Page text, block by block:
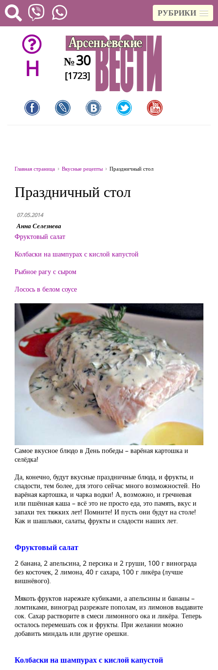
РУБРИКИ
H №30
[1723]
Главная страница Вкусные рецепты Праздничный стол
Праздничный стол
07.05.2014
Анна Селезнева
Фруктовый салат
Колбаски на шампурах с кислой капустой
Рыбное рагу с сыром
Лосось в белом соусе
Самое вкусное блюдо в День победы – варёная картошка и
селёдка!
Да, конечно, будут вкусные праздничные блюда, и фрукты, и
сладости, тем более, для этого сейчас много возможностей. Но
варёная картошка, и чарка водки! А, возможно, и гречневая
или пшённая каша – всё это не просто еда, это память, вкус и
запахи тех тяжких лет! Помните! И пусть они будут на столе!
Как и шашлыки, салаты, фрукты и сладости наших лет.
Фруктовый салат
2 банана, 2 апельсина, 2 персика и 2 груши, 100 г винограда
без косточек, 2 лимона, 40 г сахара, 100 г ликёра (лучше
вишнёвого).
Мякоть фруктов нарежьте кубиками, а апельсины и бананы –
ломтиками, виноград разрежьте пополам, из лимонов выдавите
сок. Сахар растворите в смеси лимонного ока и ликёра. Теперь
осталось перемешать сок и фрукты. При желании можно
добавить миндаль или другие орешки.
Колбаски на шампурах с кислой капустой